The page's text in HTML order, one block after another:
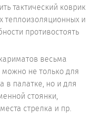
тактический коврик
теплоизоляционных и
противостоять
весьма
не только для
в палатке, но и для
стоянки,
стрелка и пр.